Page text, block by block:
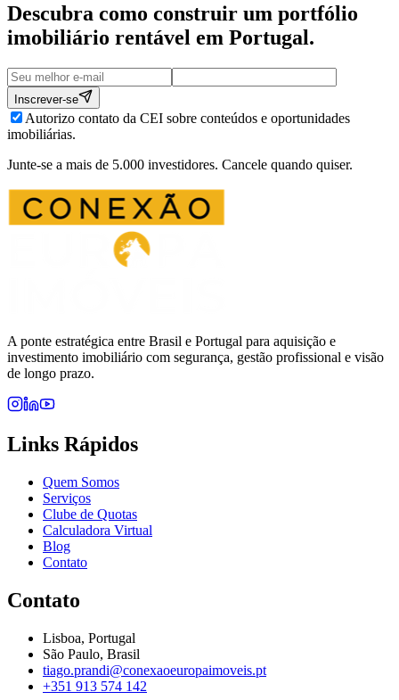
Descubra como construir um portfólio
imobiliário rentável em Portugal.
Inscrever-se
Autorizo contato da CEI sobre conteúdos e oportunidades
imobiliárias.
Junte-se a mais de 5.000 investidores. Cancele quando quiser.
A ponte estratégica entre Brasil e Portugal para aquisição e
investimento imobiliário com segurança, gestão profissional e visão
de longo prazo.
Links Rápidos
Quem Somos
Serviços
Clube de Quotas
Calculadora Virtual
Blog
Contato
Contato
Lisboa, Portugal
São Paulo, Brasil
tiago.prandi@conexaoeuropaimoveis.pt
+351 913 574 142